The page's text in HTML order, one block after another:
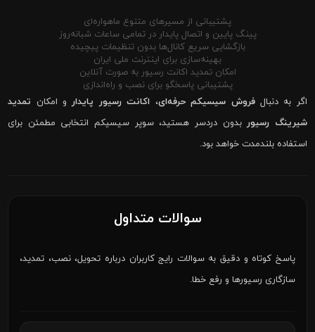
پشتیبانی از مسیرهای متنوع ماهواره‌ای
پینگ پایین و اتصال پایدار در تمامی ساعات شبانه‌روز
بازگشایی سریع کانال‌ها بدون تنظیمات پیچیده
بهینه‌سازی برای اینترنت ملی ایران
امکان تمدید اکانت رسیور به صورت آنلاین
پشتیبانی پاسخگو برای نصب و راه‌اندازی
اگر به دنبالفروش سیسیکم حرفه‌ای، اکانت رسیور پایدارو امکان تمدید
شیرینگ رسیوربدون دردسر هستید، سوپر سیسیکم انتخابی مطمئن برای
استفاده بلندمدت خواهد بود.
سوالات متداول
پاسخ کوتاه و دقیق به سوالات رایج کاربران درباره تحویل، نصب، تمدید،
سازگاری رسیورها و رفع خطا.